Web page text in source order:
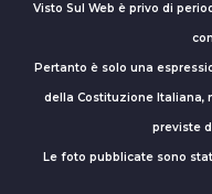
Visto Sul Web è privo di
Pertanto è solo una
della Costituzione Italiana,
previste
Le foto pubblicate sono